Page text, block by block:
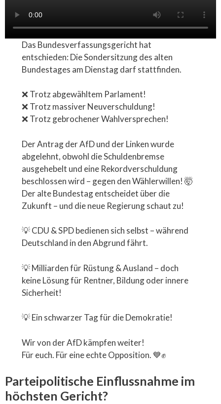
Das Bundesverfassungsgericht hat
entschieden: Die Sondersitzung des alten
Bundestages am Dienstag darf stattfinden.
❌ Trotz abgewähltem Parlament!
❌ Trotz massiver Neuverschuldung!
❌ Trotz gebrochener Wahlversprechen!
Der Antrag der AfD und der Linken wurde
abgelehnt, obwohl die Schuldenbremse
ausgehebelt und eine Rekordverschuldung
beschlossen wird – gegen den Wählerwillen! 🤯
Der alte Bundestag entscheidet über die
Zukunft – und die neue Regierung schaut zu!
💡 CDU & SPD bedienen sich selbst – während
Deutschland in den Abgrund fährt.
💡 Milliarden für Rüstung & Ausland – doch
keine Lösung für Rentner, Bildung oder innere
Sicherheit!
💡 Ein schwarzer Tag für die Demokratie!
Wir von der AfD kämpfen weiter!
Für euch. Für eine echte Opposition. 💙✊
Parteipolitische Einflussnahme im
höchsten Gericht?